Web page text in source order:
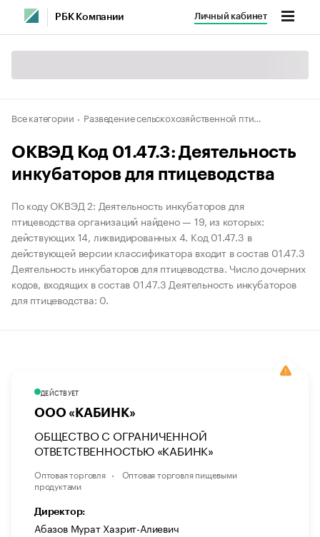
РБК Компании Личный кабинет
Все категории Разведение сельскохозяйственной птицы
ОКВЭД Код 01.47.3: Деятельность
инкубаторов для птицеводства
По коду ОКВЭД 2: Деятельность инкубаторов для
птицеводства организаций найдено — 19, из которых:
действующих 14, ликвидированных 4. Код 01.47.3 в
действующей версии классификатора входит в состав 01.47.3
Деятельность инкубаторов для птицеводства. Число дочерних
кодов, входящих в состав 01.47.3 Деятельность инкубаторов
для птицеводства: 0.
ДЕЙСТВУЕТ
ООО «КАБИНК»
ОБЩЕСТВО С ОГРАНИЧЕННОЙ
ОТВЕТСТВЕННОСТЬЮ «КАБИНК»
Оптовая торговля
Оптовая торговля пищевыми
продуктами
Директор:
Абазов Мурат Хазрит-Алиевич